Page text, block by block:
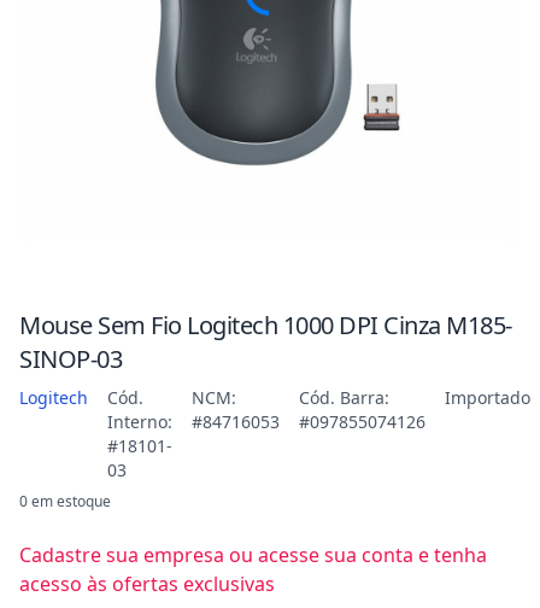
Mouse Sem Fio Logitech 1000 DPI Cinza M185-
SINOP-03
Logitech
Cód.
Interno:
#18101-
03
NCM:
#84716053
Cód. Barra:
#097855074126
Importado
0 em estoque
Cadastre sua empresa ou acesse sua conta e tenha
acesso às ofertas exclusivas